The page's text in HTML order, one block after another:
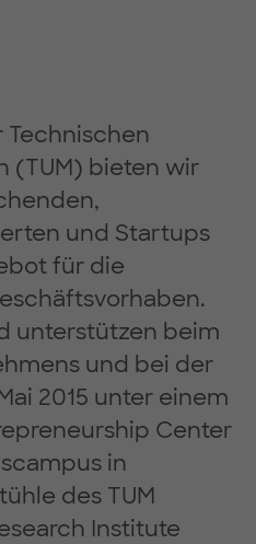
(TUM) bieten wir
und Startups
für die
unterstützen beim
und bei der
2015 unter einem
Center
in
des TUM
Institute